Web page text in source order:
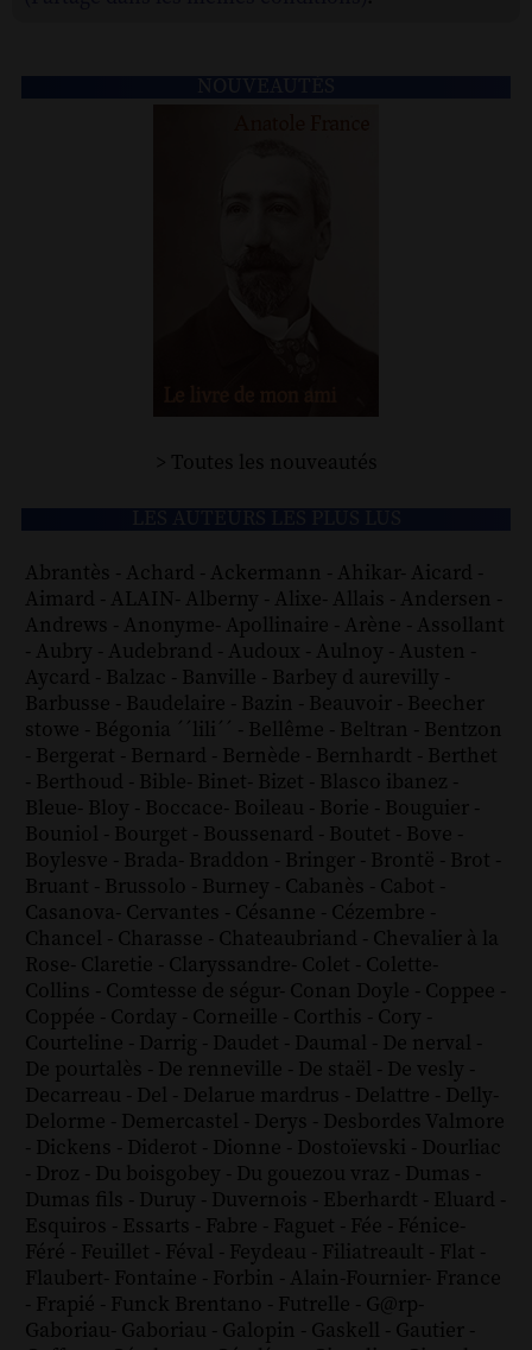
> Toutes les nouveautés
Abrantès - Achard - Ackermann - Ahikar- Aicard -
Aimard - ALAIN- Alberny - Alixe- Allais - Andersen -
Andrews - Anonyme- Apollinaire - Arène - Assollant
- Aubry - Audebrand - Audoux - Aulnoy - Austen -
Aycard - Balzac - Banville - Barbey d aurevilly -
Barbusse - Baudelaire - Bazin - Beauvoir - Beecher
stowe - Bégonia ´´lili´´ - Bellême - Beltran - Bentzon
- Bergerat - Bernard - Bernède - Bernhardt - Berthet
- Berthoud - Bible- Binet- Bizet - Blasco ibanez -
Bleue- Bloy - Boccace- Boileau - Borie - Bouguier -
Bouniol - Bourget - Boussenard - Boutet - Bove -
Boylesve - Brada- Braddon - Bringer - Brontë - Brot -
Bruant - Brussolo - Burney - Cabanès - Cabot -
Casanova- Cervantes - Césanne - Cézembre -
Chancel - Charasse - Chateaubriand - Chevalier à la
Rose- Claretie - Claryssandre- Colet - Colette-
Collins - Comtesse de ségur- Conan Doyle - Coppee -
Coppée - Corday - Corneille - Corthis - Cory -
Courteline - Darrig - Daudet - Daumal - De nerval -
De pourtalès - De renneville - De staël - De vesly -
Decarreau - Del - Delarue mardrus - Delattre - Delly-
Delorme - Demercastel - Derys - Desbordes Valmore
- Dickens - Diderot - Dionne - Dostoïevski - Dourliac
- Droz - Du boisgobey - Du gouezou vraz - Dumas -
Dumas fils - Duruy - Duvernois - Eberhardt - Eluard -
Esquiros - Essarts - Fabre - Faguet - Fée - Fénice-
Féré - Feuillet - Féval - Feydeau - Filiatreault - Flat -
Flaubert- Fontaine - Forbin - Alain-Fournier- France
- Frapié - Funck Brentano - Futrelle - G@rp-
Gaboriau- Gaboriau - Galopin - Gaskell - Gautier -